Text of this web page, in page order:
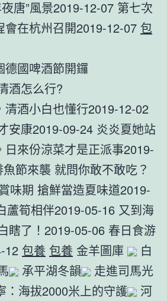
唐”風景2019-12-07 第七次
會在杭州召開2019-12-07 包
德國啤酒節開鑼
酒怎么行?
酒小白也懂行2019-12-02
安康2019-09-24 炎炎夏她站
日來份涼菜才是正派事2019-
節來襲 就問你敢不敢吃？
味期 搶鮮當造夏味道2019-
蘆筍相伴2019-05-16 又到海
瞎了！2019-05-06 春日食游
12 包養 包養 金羊圖庫
白
承平湖冬韻
走進司馬光
：海拔2000米上的守護 河